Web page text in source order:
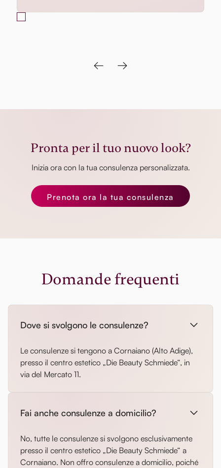
Pronta per il tuo nuovo look?
Inizia ora con la tua consulenza personalizzata.
Prenota ora la tua consulenza
Domande frequenti
Dove si svolgono le consulenze?
Le consulenze si tengono a Cornaiano (Alto Adige),
presso il centro estetico „Die Beauty Schmiede“, in
via del Mercato 11.
Fai anche consulenze a domicilio?
No, tutte le consulenze si svolgono esclusivamente
presso il centro estetico „Die Beauty Schmiede“ a
Cornaiano. Non offro consulenze a domicilio, poiché